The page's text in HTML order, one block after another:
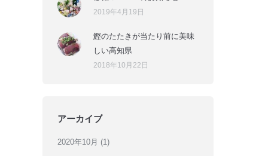
2019年4月19日
鰹のたたきが当たり前に美味
しい高知県
2018年10月22日
アーカイブ
2020年10月 (1)